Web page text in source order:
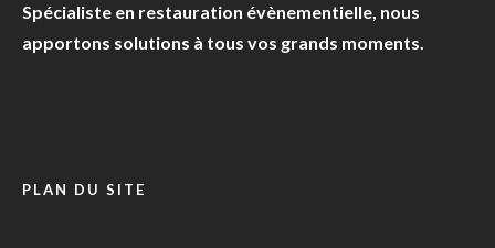
Spécialiste en restauration évènementielle, nous
apportons solutions à tous vos grands moments.
PLAN DU SITE